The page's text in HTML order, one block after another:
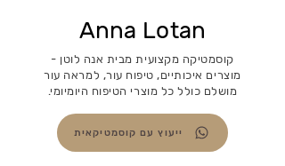
Anna Lotan
קוסמטיקה מקצועית מבית אנה לוטן -
מוצרים איכותיים, טיפוח עור, למראה עור
מושלם כולל כל מוצרי הטיפוח היומיומי.
ייעוץ עם קוסמטיקאית